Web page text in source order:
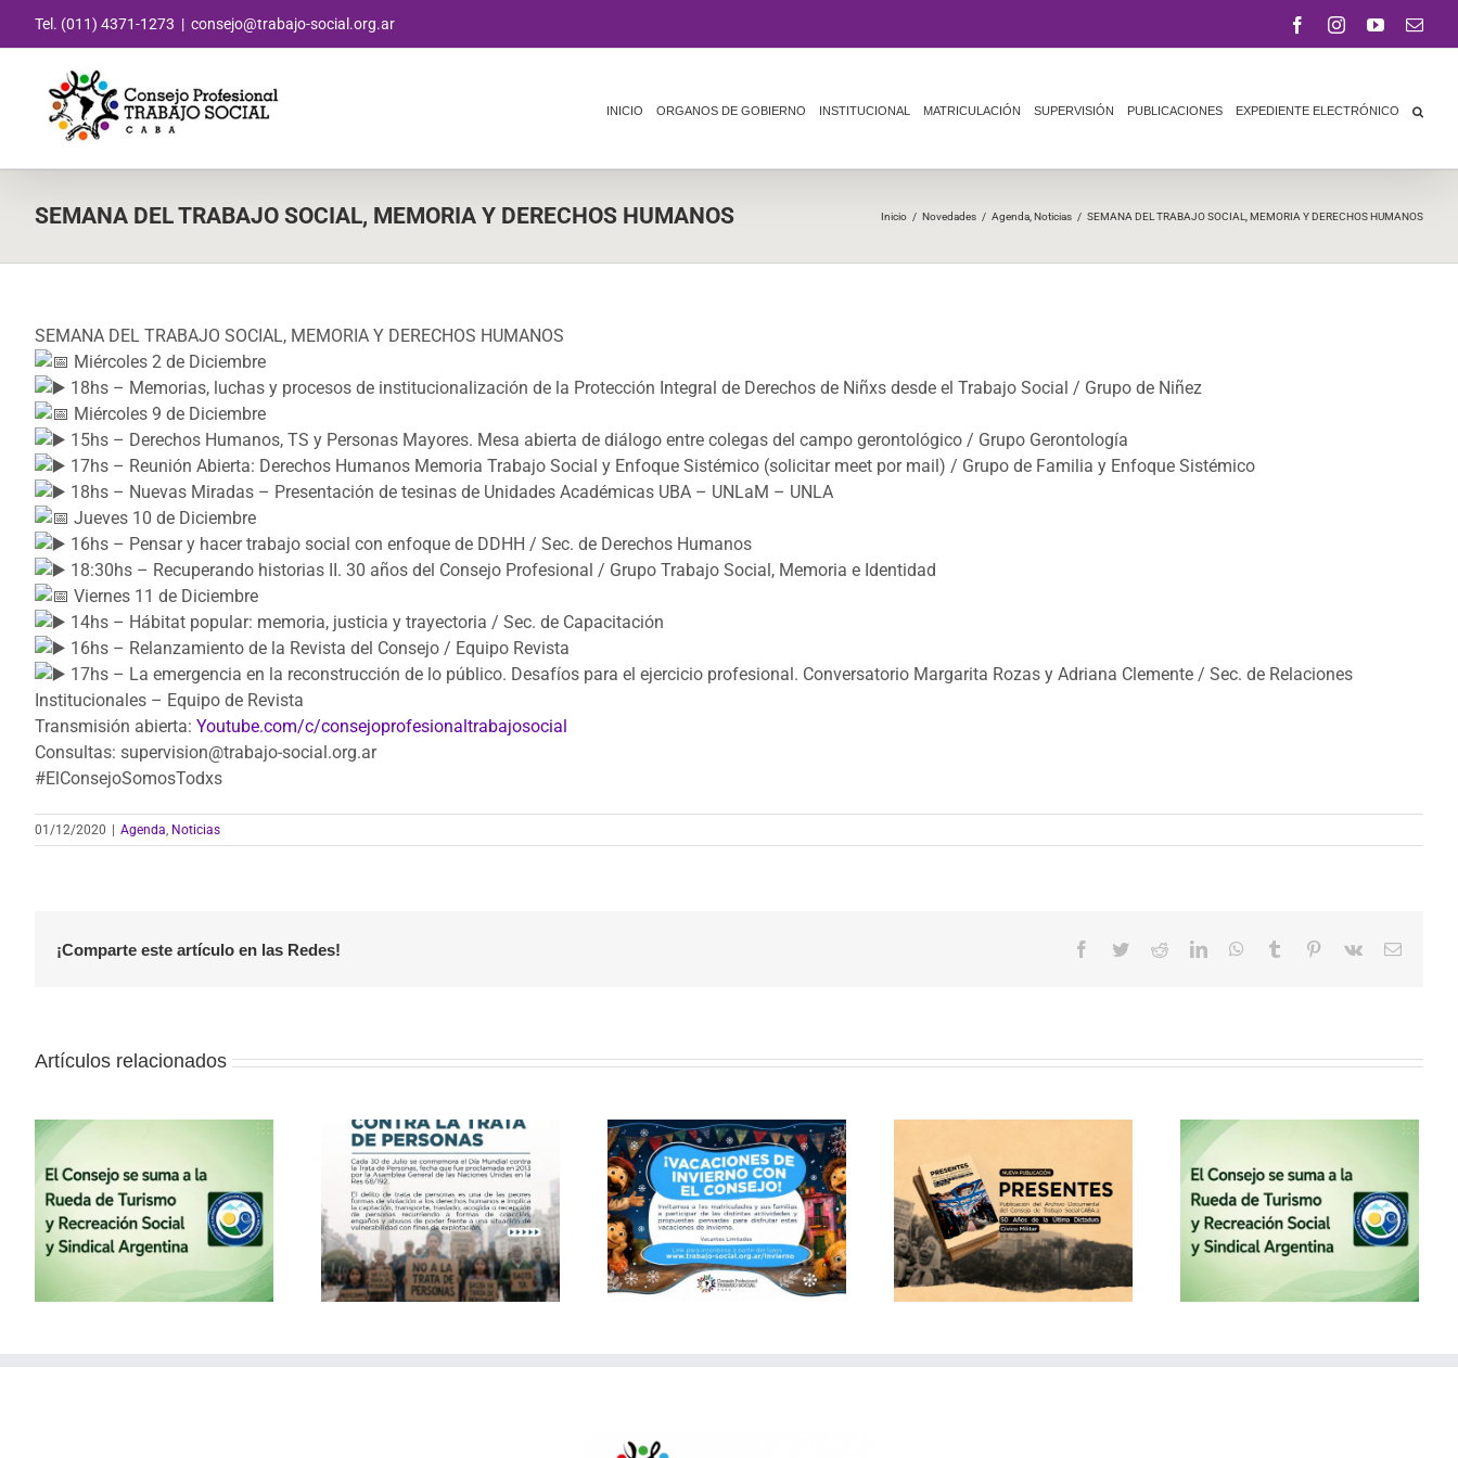
Tel. (011) 4371-1273 | consejo@trabajo-social.org.ar FacebookInstagramYouTube
INICIO ORGANOS DE GOBIERNO INSTITUCIONAL MATRICULACIÓN SUPERVISIÓN PUBLICACIONES EXPEDIENTE ELECTRÓNICO
SEMANA DEL TRABAJO SOCIAL, MEMORIA Y DERECHOS HUMANOS Inicio / Novedades / Agenda Noticias / SEMANA DEL TRABAJO SOCIAL, MEMORIA Y DERECHOS HUMANOS
SEMANA DEL TRABAJO SOCIAL, MEMORIA Y DERECHOS HUMANOS
Miércoles 2 de Diciembre
18hs – Memorias, luchas y procesos de institucionalización de la Protección Integral de Derechos de Niñxs desde el Trabajo Social / Grupo de Niñez
Miércoles 9 de Diciembre
15hs – Derechos Humanos, TS y Personas Mayores. Mesa abierta de diálogo entre colegas del campo gerontológico / Grupo Gerontología
17hs – Reunión Abierta: Derechos Humanos Memoria Trabajo Social y Enfoque Sistémico (solicitar meet por mail) / Grupo de Familia y Enfoque Sistémico
18hs – Nuevas Miradas – Presentación de tesinas de Unidades Académicas UBA – UNLaM – UNLA
Jueves 10 de Diciembre
16hs – Pensar y hacer trabajo social con enfoque de DDHH / Sec. de Derechos Humanos
18:30hs – Recuperando historias II. 30 años del Consejo Profesional / Grupo Trabajo Social, Memoria e Identidad
Viernes 11 de Diciembre
14hs – Hábitat popular: memoria, justicia y trayectoria / Sec. de Capacitación
16hs – Relanzamiento de la Revista del Consejo / Equipo Revista
17hs – La emergencia en la reconstrucción de lo público. Desafíos para el ejercicio profesional. Conversatorio Margarita Rozas y Adriana Clemente / Sec. de Relaciones
Institucionales – Equipo de Revista
Transmisión abierta: Youtube.com/c/consejoprofesionaltrabajosocial
Consultas: supervision@trabajo-social.org.ar
#ElConsejoSomosTodxs
01/12/2020 Agenda, Noticias
¡Comparte este artículo en las Redes! Facebook
TwitterRedditLinkedInWhatsApp
Tumblr Pinterest
Vk
Correo
Artículos relacionados
30 de julio – Día Mundial
contra la Trata de
Personas
Vacaciones de invierno
con el Consejo
Publicación: Archivo
documental del Consejo
de Trabajo Social CABA
El Consejo se suma a la
Rueda de Turismo y
Recreación Social y
Sindical Argentina